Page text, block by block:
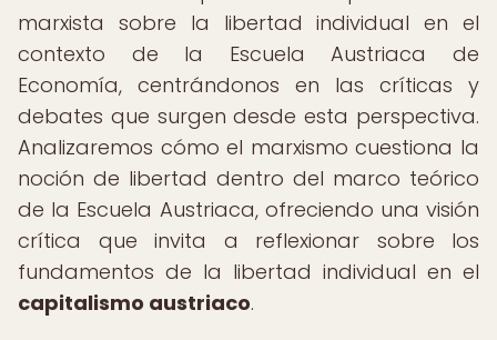
marxista sobre la libertad individual en el
contexto de la Escuela Austriaca de
Economía, centrándonos en las críticas y
debates que surgen desde esta perspectiva.
Analizaremos cómo el marxismo cuestiona la
noción de libertad dentro del marco teórico
de la Escuela Austriaca, ofreciendo una visión
crítica que invita a reflexionar sobre los
fundamentos de la libertad individual en el
capitalismo austriaco.